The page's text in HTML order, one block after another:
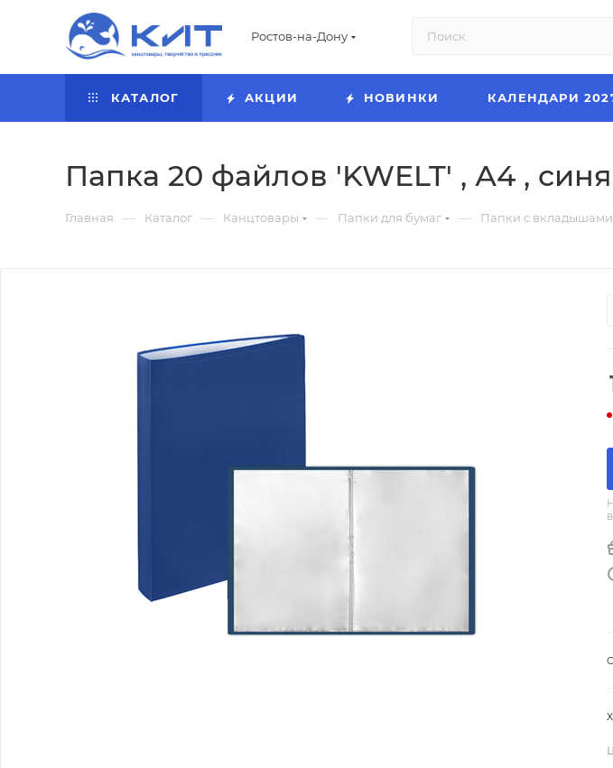
Ростов-на-Дону
КАТАЛОГ АКЦИИ НОВИНКИ КАЛЕНДАРИ
Папка 20 файлов 'KWELT' , А4 ,
Главная — Каталог — Канцтовары — Папки для бумаг — Папки с вкладышами